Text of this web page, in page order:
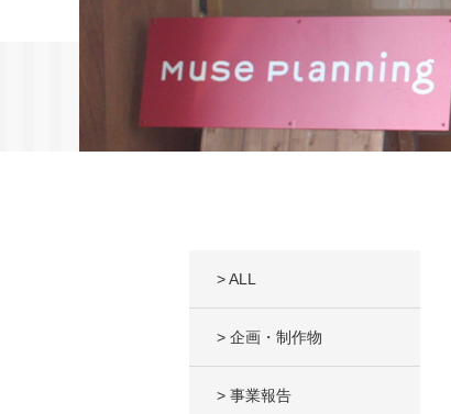
> ALL
> 企画・制作物
> 事業報告